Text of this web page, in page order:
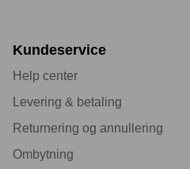
Kundeservice
Help center
Levering & betaling
Returnering og annullering
Ombytning